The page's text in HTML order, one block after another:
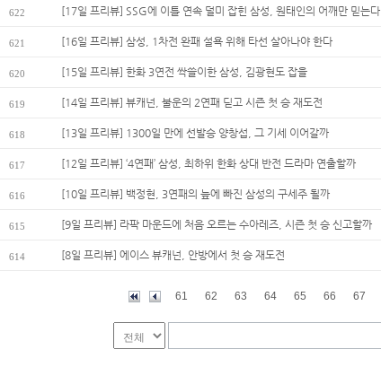
622 [17일 프리뷰] SSG에 이틀 연속 덜미 잡힌 삼성, 원태인의 어깨만 믿는다
621 [16일 프리뷰] 삼성, 1차전 완패 설욕 위해 타선 살아나야 한다
620 [15일 프리뷰] 한화 3연전 싹쓸이한 삼성, 김광현도 잡을
619 [14일 프리뷰] 뷰캐넌, 불운의 2연패 딛고 시즌 첫 승 재도전
618 [13일 프리뷰] 1300일 만에 선발승 양창섭, 그 기세 이어갈까
617 [12일 프리뷰] ‘4연패’ 삼성, 최하위 한화 상대 반전 드라마 연출할까
616 [10일 프리뷰] 백정현, 3연패의 늪에 빠진 삼성의 구세주 될까
615 [9일 프리뷰] 라팍 마운드에 처음 오르는 수아레즈, 시즌 첫 승 신고할까
614 [8일 프리뷰] 에이스 뷰캐넌, 안방에서 첫 승 재도전
61 62 63 64 65 66 67